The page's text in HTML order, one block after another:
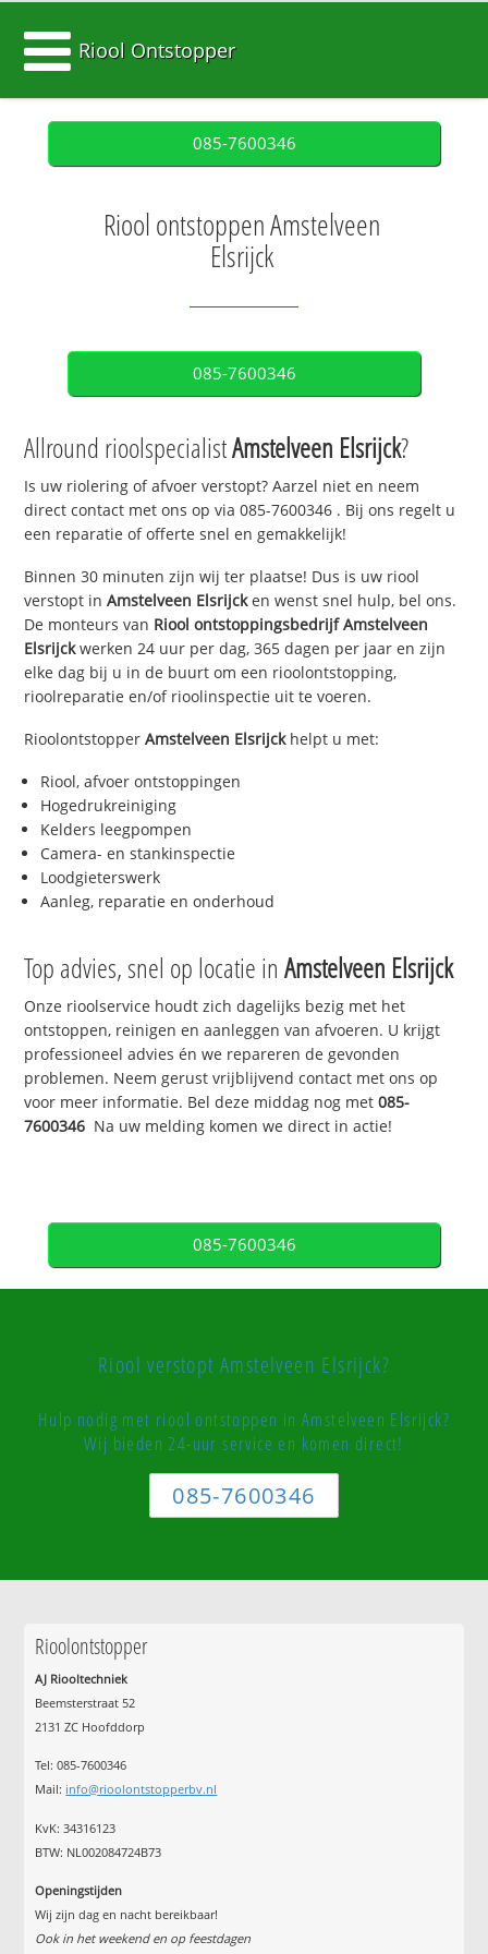
Riool Ontstopper
085-7600346
Riool ontstoppen Amstelveen
Elsrijck
085-7600346
Allround rioolspecialistAmstelveen Elsrijck?
Is uw riolering of afvoer verstopt? Aarzel niet en neem
direct contact met ons op via085-7600346 . Bij ons regelt u
een reparatie of offerte snel en gemakkelijk!
Binnen 30 minuten zijn wij ter plaatse! Dus is uw riool
verstopt inAmstelveen Elsrijcken wenst snel hulp, bel ons.
De monteurs van Riool ontstoppingsbedrijfAmstelveen
Elsrijck werken 24 uur per dag, 365 dagen per jaar en zijn
elke dag bij u in de buurt om een rioolontstopping,
rioolreparatie en/of rioolinspectie uit te voeren.
RioolontstopperAmstelveen Elsrijckhelpt u met:
Riool, afvoer ontstoppingen
Hogedrukreiniging
Kelders leegpompen
Camera- en stankinspectie
Loodgieterswerk
Aanleg, reparatie en onderhoud
Top advies, snel op locatie inAmstelveen Elsrijck
Onze rioolservice houdt zich dagelijks bezig met het
ontstoppen, reinigen en aanleggen van afvoeren. U krijgt
professioneel advies én we repareren de gevonden
problemen. Neem gerust vrijblijvend contact met ons op
voor meer informatie. Bel deze middag nog met085-
7600346 Na uw melding komen we direct in actie!
085-7600346
Riool verstopt Amstelveen Elsrijck?
Hulp nodig met riool ontstoppen in Amstelveen Elsrijck?
Wij bieden 24-uur service en komen direct!
085-7600346
Rioolontstopper
AJ Riooltechniek
Beemsterstraat 52
2131 ZC Hoofddorp
Tel:085-7600346
Mail: info@rioolontstopperbv.nl
KvK: 34316123
BTW: NL002084724B73
Openingstijden
Wij zijn dag en nacht bereikbaar!
Ook in het weekend en op feestdagen